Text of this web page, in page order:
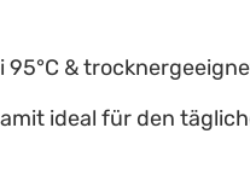
95°C &
ideal für den